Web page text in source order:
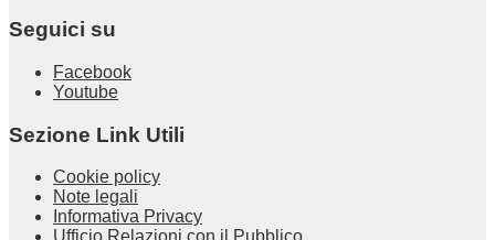
Seguici su
Facebook
Youtube
Sezione Link Utili
Cookie policy
Note legali
Informativa Privacy